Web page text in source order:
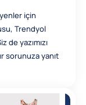
için
Trendyol
de yazımızı
sorunuza yanıt